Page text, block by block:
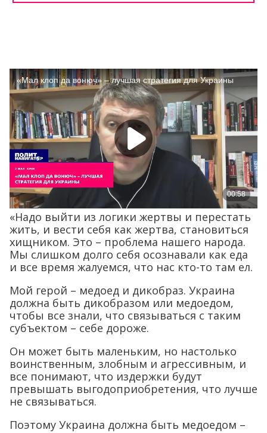
«Надо выйти из логики жертвы и перестать
жить, и вести себя как жертва, становиться
хищником. Это – проблема нашего народа.
Мы слишком долго себя осознавали как еда
и все время жалуемся, что нас кто-то там ел.
Мой герой – медоед и дикобраз. Украина
должна быть дикобразом или медоедом,
чтобы все знали, что связываться с таким
субъектом – себе дороже.
Он может быть маленьким, но настолько
воинственным, злобным и агрессивным, и
все понимают, что издержки будут
превышать выгодоприобретения, что лучше
не связываться.
Поэтому Украина должна быть медоедом –